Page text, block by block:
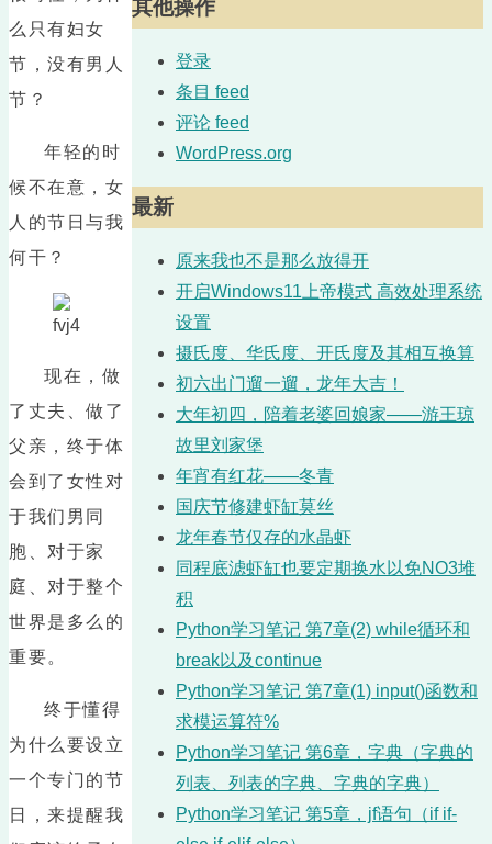
么只有妇女
节，没有男人
节？
年轻的时
候不在意，女
人的节日与我
何干？
现在，做
了丈夫、做了
父亲，终于体
会到了女性对
于我们男同
胞、对于家
庭、对于整个
世界是多么的
重要。
终于懂得
为什么要设立
一个专门的节
日，来提醒我
其他操作
登录
条目 feed
评论 feed
WordPress.org
最新
原来我也不是那么放得开
开启Windows11上帝模式 高效处理系统
设置
摄氏度、华氏度、开氏度及其相互换算
初六出门遛一遛，龙年大吉！
大年初四，陪着老婆回娘家——游王琼
故里刘家堡
年宵有红花——冬青
国庆节修建虾缸莫丝
龙年春节仅存的水晶虾
同程底滤虾缸也要定期换水以免NO3堆
积
Python学习笔记 第7章(2) while循环和
break以及continue
Python学习笔记 第7章(1) input()函数和
求模运算符%
Python学习笔记 第6章，字典（字典的
列表、列表的字典、字典的字典）
Python学习笔记 第5章，jf语句（if if-